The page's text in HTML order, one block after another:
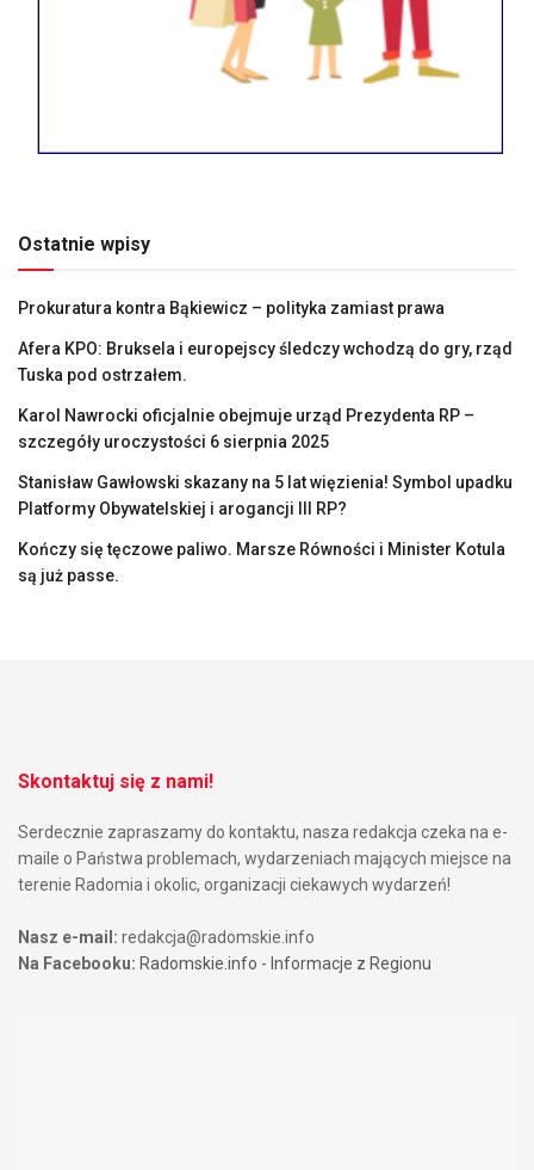
Ostatnie wpisy
Prokuratura kontra Bąkiewicz – polityka zamiast prawa
Afera KPO: Bruksela i europejscy śledczy wchodzą do gry, rząd
Tuska pod ostrzałem.
Karol Nawrocki oficjalnie obejmuje urząd Prezydenta RP –
szczegóły uroczystości 6 sierpnia 2025
Stanisław Gawłowski skazany na 5 lat więzienia! Symbol upadku
Platformy Obywatelskiej i arogancji III RP?
Kończy się tęczowe paliwo. Marsze Równości i Minister Kotula
są już passe.
Skontaktuj się z nami!
Serdecznie zapraszamy do kontaktu, nasza redakcja czeka na e-
maile o Państwa problemach, wydarzeniach mających miejsce na
terenie Radomia i okolic, organizacji ciekawych wydarzeń!
Nasz e-mail: redakcja@radomskie.info
Na Facebooku: Radomskie.info - Informacje z Regionu